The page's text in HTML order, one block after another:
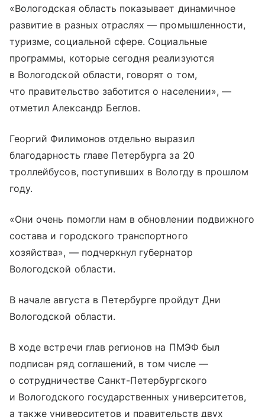
«Вологодская область показывает динамичное
развитие в разных отраслях — промышленности,
туризме, социальной сфере. Социальные
программы, которые сегодня реализуются
в Вологодской области, говорят о том,
что правительство заботится о населении», —
отметил Александр Беглов.
Георгий Филимонов отдельно выразил
благодарность главе Петербурга за 20
троллейбусов, поступивших в Вологду в прошлом
году.
«Они очень помогли нам в обновлении подвижного
состава и городского транспортного
хозяйства», — подчеркнул губернатор
Вологодской области.
В начале августа в Петербурге пройдут Дни
Вологодской области.
В ходе встречи глав регионов на ПМЭФ был
подписан ряд соглашений, в том числе —
о сотрудничестве Санкт-Петербургского
и Вологодского государственных университетов,
а также университетов и правительств двух